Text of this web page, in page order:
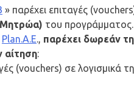
» παρέχει επιταγές
του προγράμματος.
Plan.A.E., παρέχει δωρεάν
αίτηση:
(vouchers) σε λογισμικά